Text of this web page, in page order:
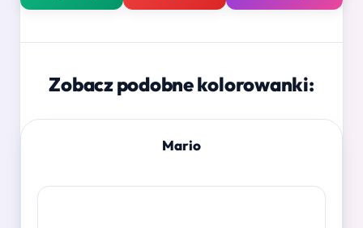
Zobacz podobne kolorowanki:
Mario